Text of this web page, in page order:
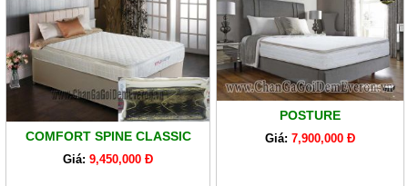
COMFORT SPINE CLASSIC
Giá: 9,450,000 Đ
POSTURE
Giá: 7,900,000 Đ